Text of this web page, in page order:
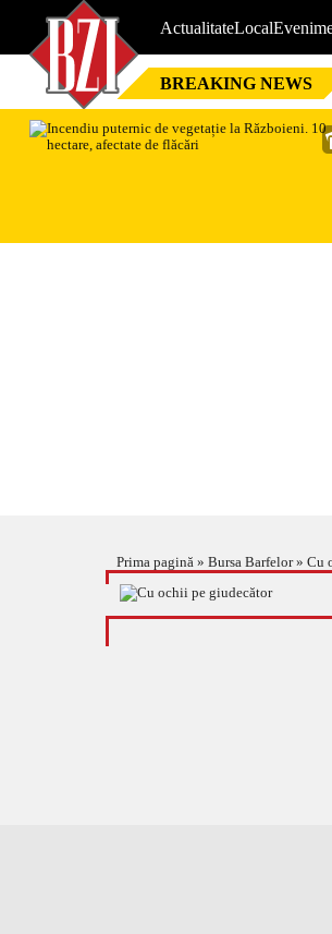
ActualitateLocal
BREAKING NEWS
Prima pagină » Bursa Barfelor» Cu